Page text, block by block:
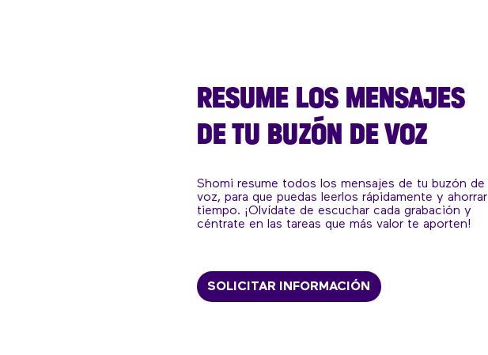
RESUME LOS MENSAJES
DE TU BUZÓN DE VOZ
Shomi resume todos los mensajes de tu buzón de
voz, para que puedas leerlos rápidamente y ahorrar
tiempo. ¡Olvídate de escuchar cada grabación y
céntrate en las tareas que más valor te aporten!
SOLICITAR INFORMACIÓN